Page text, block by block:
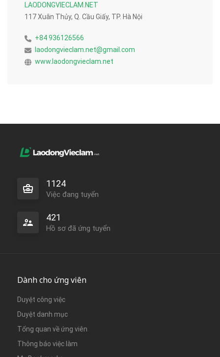
LAODONGVIECLAM.NET
117 Xuân Thủy, Q. Cầu Giấy, TP. Hà Nội
+84 936126566
laodongvieclam.net@gmail.com
www.laodongvieclam.net
1124
Việc đang tuyển
421
Hồ sơ đã ứng tuyển
Dành cho ứng viên
Duyệt công việc
Duyệt danh mục
Tổng quan về ứng viên
Thông báo việc làm